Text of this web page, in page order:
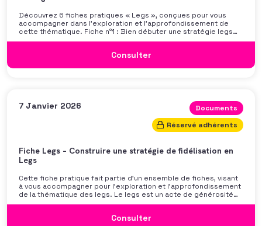
Découvrez 6 fiches pratiques « Legs », conçues pour vous
accompagner dans l’exploration et l’approfondissement de
cette thématique. Fiche n°1 : Bien débuter une stratégie legs
Fiche n°2 : Libéralités : Chiffres et notions clés Fiche n°3 :
marketing des legs Fiche n°5 : Gestion de la Relation avec les
Consulter
7 Janvier 2026
Documents
Réservé adhérents
Fiche Legs – Construire une stratégie de fidélisation en
Legs
Cette fiche pratique fait partie d’un ensemble de fiches, visant
à vous accompagner pour l’exploration et l’approfondissement
de la thématique des legs. Le legs est un acte de générosité
profond, porteur de sens et de transmission. Pour les
financement durable. Mais sa concrétisation repose avant tout
Consulter